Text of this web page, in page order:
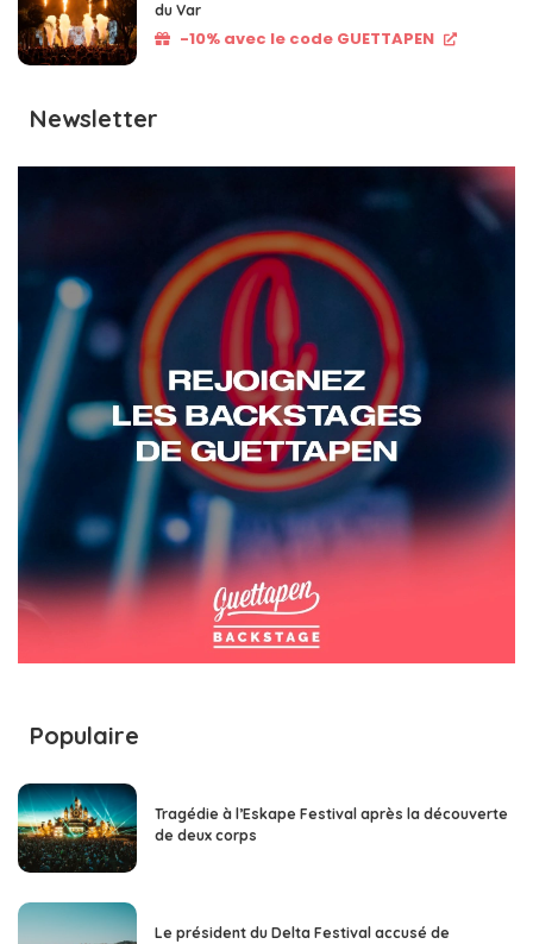
du Var
-10% avec le code GUETTAPEN
Newsletter
Populaire
Tragédie à l’Eskape Festival après la découverte
de deux corps
Le président du Delta Festival accusé de